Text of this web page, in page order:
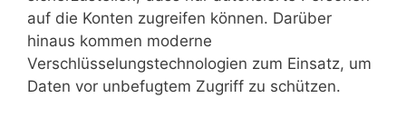
auf die Konten zugreifen können. Darüber
hinaus kommen moderne
Verschlüsselungstechnologien zum Einsatz, um
Daten vor unbefugtem Zugriff zu schützen.